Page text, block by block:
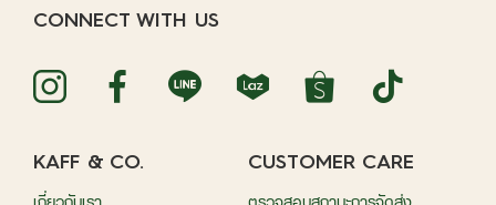
CONNECT WITH US
KAFF & CO. CUSTOMER CARE